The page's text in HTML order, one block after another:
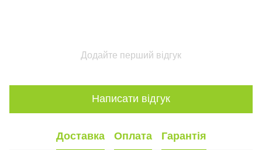
Додайте перший відгук
Написати відгук
Доставка Оплата Гарантія